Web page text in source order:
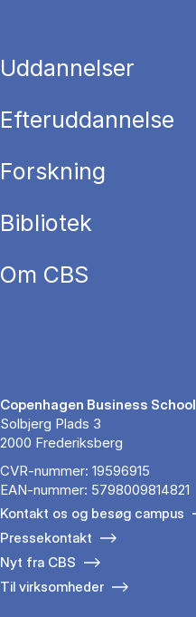
Uddannelser
Efteruddannelse
Forskning
Bibliotek
Om CBS
Copenhagen Business School
Solbjerg Plads 3
2000 Frederiksberg
CVR-nummer: 19596915
EAN-nummer: 5798009814821
Kontakt os og besøg campus
Pressekontakt
Nyt fra CBS
Til virksomheder